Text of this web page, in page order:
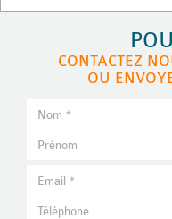
CONTACTEZ
OU